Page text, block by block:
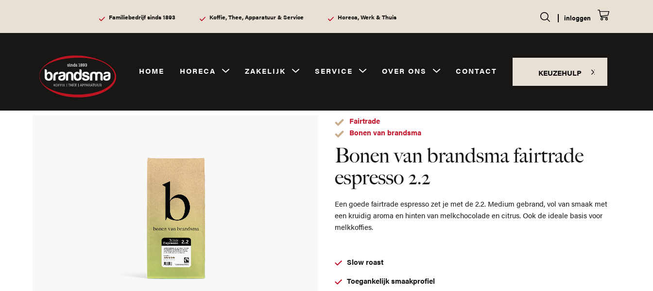
Familiebedrijf sinds 1893 Koffie, Thee, Apparatuur & Service Horeca, Werk & Thuis inloggen
HOME HORECA ZAKELIJK SERVICE OVER ONS CONTACT
KEUZEHULP
Koffiebonen Bonen van Brandsma
Fairtrade
Bonen van brandsma
Bonen van brandsma fairtrade
espresso 2.2
Een goede fairtrade espresso zet je met de 2.2. Medium gebrand, vol van smaak met
een kruidig aroma en hinten van melkchocolade en citrus. Ook de ideale basis voor
melkkoffies.
Slow roast
Toegankelijk smaakprofiel